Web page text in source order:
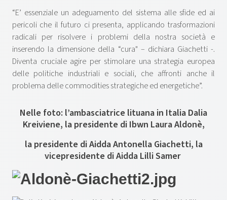
“E’ essenziale un adeguamento del sistema alle sfide ed ai
pericoli che il futuro ci presenta, applicando trasformazioni
radicali per risolvere i problemi della nostra società e
inserendo la dimensione della “cura" – dichiara Giachetti -.
Diventa cruciale agire per stimolare una strategia europea
delle politiche industriali e sociali, che affronti anche il
problema delle commodities strategiche ed energetiche”.
Nelle foto: l’ambasciatrice lituana in Italia Dalia
Kreiviene, la presidente di Ibwn Laura Aldonè,
la presidente di Aidda Antonella Giachetti, la
vicepresidente di Aidda Lilli Samer